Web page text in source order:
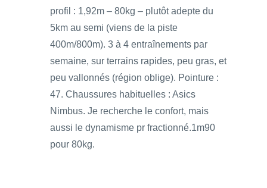
profil : 1,92m – 80kg – plutôt adepte du
5km au semi (viens de la piste
400m/800m). 3 à 4 entraînements par
semaine, sur terrains rapides, peu gras, et
peu vallonnés (région oblige). Pointure :
47. Chaussures habituelles : Asics
Nimbus. Je recherche le confort, mais
aussi le dynamisme pr fractionné.1m90
pour 80kg.